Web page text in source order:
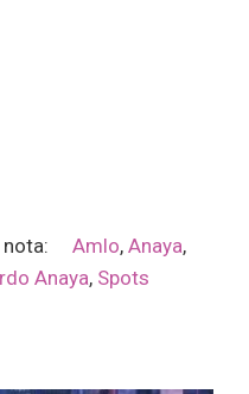
nota: Amlo, Anaya,
Anaya, Spots